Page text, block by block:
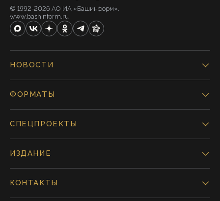
© 1992-2026 АО ИА «Башинформ».
www.bashinform.ru
НОВОСТИ
ФОРМАТЫ
СПЕЦПРОЕКТЫ
ИЗДАНИЕ
КОНТАКТЫ